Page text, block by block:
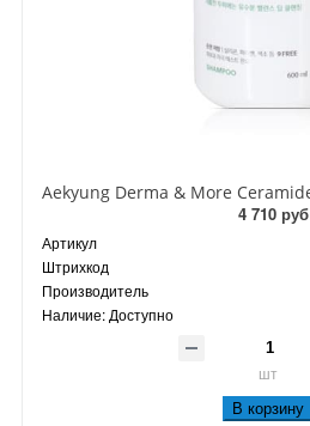
4 710 руб
Артикул
Штрихкод
Производитель
Наличие: Доступно
шт
В корзину